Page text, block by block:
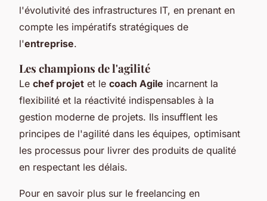
l'évolutivité des infrastructures IT, en prenant en
compte les impératifs stratégiques de
l'entreprise.
Les champions de l'agilité
Le chef projet et le coach Agile incarnent la
flexibilité et la réactivité indispensables à la
gestion moderne de projets. Ils insufflent les
principes de l'agilité dans les équipes, optimisant
les processus pour livrer des produits de qualité
en respectant les délais.
Pour en savoir plus sur le freelancing en